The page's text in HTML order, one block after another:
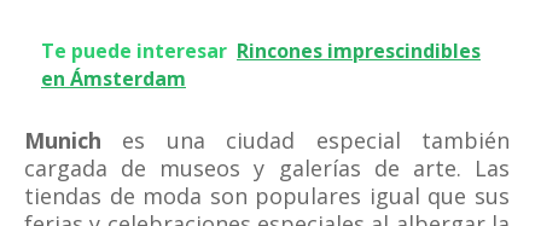
Te puede interesar Rincones imprescindibles
en Ámsterdam
Munich es una ciudad especial también
cargada de museos y galerías de arte. Las
tiendas de moda son populares igual que sus